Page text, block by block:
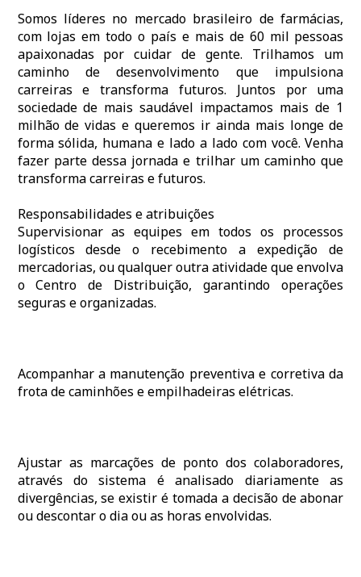
Somos líderes no mercado brasileiro de farmácias,
com lojas em todo o país e mais de 60 mil pessoas
apaixonadas por cuidar de gente. Trilhamos um
caminho de desenvolvimento que impulsiona
carreiras e transforma futuros. Juntos por uma
sociedade de mais saudável impactamos mais de 1
milhão de vidas e queremos ir ainda mais longe de
forma sólida, humana e lado a lado com você. Venha
fazer parte dessa jornada e trilhar um caminho que
transforma carreiras e futuros.
Responsabilidades e atribuições
Supervisionar as equipes em todos os processos
logísticos desde o recebimento a expedição de
mercadorias, ou qualquer outra atividade que envolva
o Centro de Distribuição, garantindo operações
seguras e organizadas.
Acompanhar a manutenção preventiva e corretiva da
frota de caminhões e empilhadeiras elétricas.
Ajustar as marcações de ponto dos colaboradores,
através do sistema é analisado diariamente as
divergências, se existir é tomada a decisão de abonar
ou descontar o dia ou as horas envolvidas.